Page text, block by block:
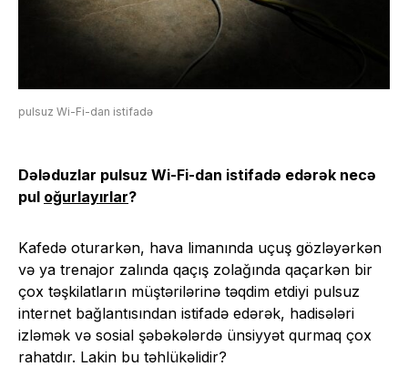
pulsuz Wi-Fi-dan istifadə
Dələduzlar pulsuz Wi-Fi-dan istifadə edərək necə
pul oğurlayırlar?
Kafedə oturarkən, hava limanında uçuş gözləyərkən
və ya trenajor zalında qaçış zolağında qaçarkən bir
çox təşkilatların müştərilərinə təqdim etdiyi pulsuz
internet bağlantısından istifadə edərək, hadisələri
izləmək və sosial şəbəkələrdə ünsiyyət qurmaq çox
rahatdır. Lakin bu təhlükəlidir?